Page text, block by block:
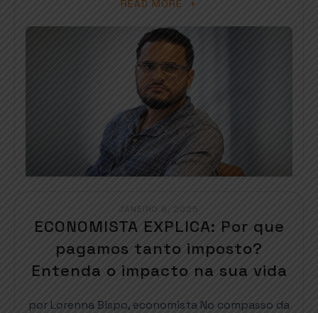
READ MORE
JANEIRO 9, 2025
ECONOMISTA EXPLICA: Por que
pagamos tanto imposto?
Entenda o impacto na sua vida
por Lorenna Bispo, economista No compasso da